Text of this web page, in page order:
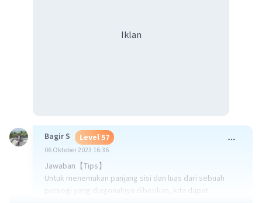
Iklan
Bagir S Level 57
06 Oktober 2023 16:36
Jawaban【Tips】
Untuk menemukan panjang sisi dan luas dari sebuah
persegi yang diagonalnya diberikan, kita dapat